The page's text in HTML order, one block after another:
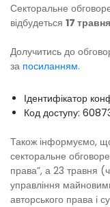
Секторальне
відбудеться 17
Долучитись до
за посиланням.
Ідентифікатор
Код доступу:
Також інформуємо,
секторальне
права”, а 23 травня
управління
авторського права і